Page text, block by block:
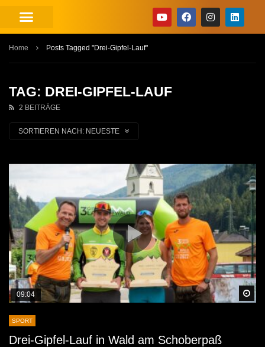
Home Posts Tagged "Drei-Gipfel-Lauf"
TAG: DREI-GIPFEL-LAUF
2 BEITRÄGE
SORTIEREN NACH: NEUESTE
09:04
SPORT
Drei-Gipfel-Lauf in Wald am Schoberpaß